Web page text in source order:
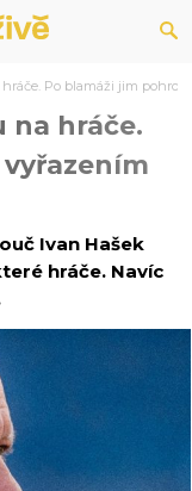
Po blamáži jim
na hráče.
Ivan Hašek
hráče. Navíc